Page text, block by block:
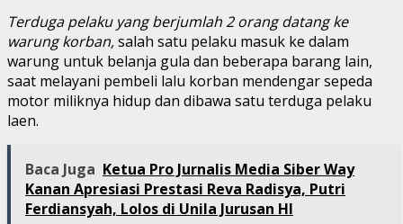
Terduga pelaku yang berjumlah 2 orang datang ke
warung korban,salah satu pelaku masuk ke dalam
warung untuk belanja gula dan beberapa barang lain,
saat melayani pembeli lalu korban mendengar sepeda
motor miliknya hidup dan dibawa satu terduga pelaku
laen.
Baca Juga Ketua Pro Jurnalis Media Siber Way
Kanan Apresiasi Prestasi Reva Radisya, Putri
Ferdiansyah, Lolos di Unila Jurusan HI